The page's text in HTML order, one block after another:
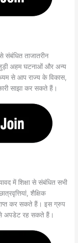
संबंधित ताजातरीन
जुड़ी अहम घटनाओं और अन्य
से आप राज्य के विकास,
साझा कर सकते हैं।
में शिक्षा से संबंधित सभी
शैक्षिक
कर सकते हैं। इस ग्रुप
अपडेट रह सकते हैं।